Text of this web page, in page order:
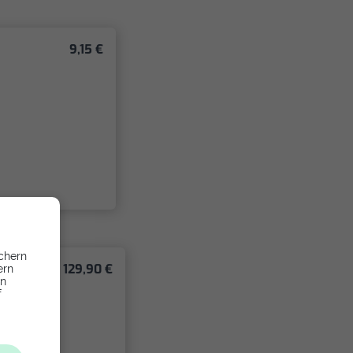
9,15 €
129,90 €